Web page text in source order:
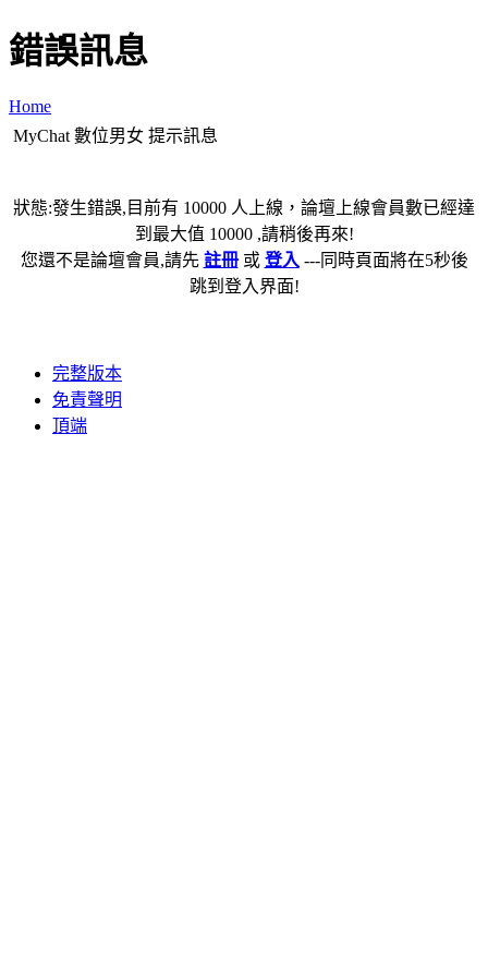
錯誤訊息
Home
MyChat 數位男女 提示訊息
狀態:發生錯誤,目前有 10000 人上線，論壇上線會員數已經達
到最大值 10000 ,請稍後再來!
您還不是論壇會員,請先 註冊或 登入 ---同時頁面將在5秒後
跳到登入界面!
完整版本
免責聲明
頂端